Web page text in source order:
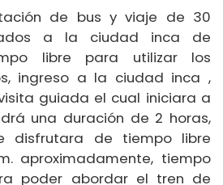
de bus y viaje de 30
a la ciudad inca de
libre para utilizar los
ingreso a la ciudad inca ,
guiada el cual iniciara a
una duración de 2 horas,
disfrutara de tiempo libre
aproximadamente, tiempo
poder abordar el tren de